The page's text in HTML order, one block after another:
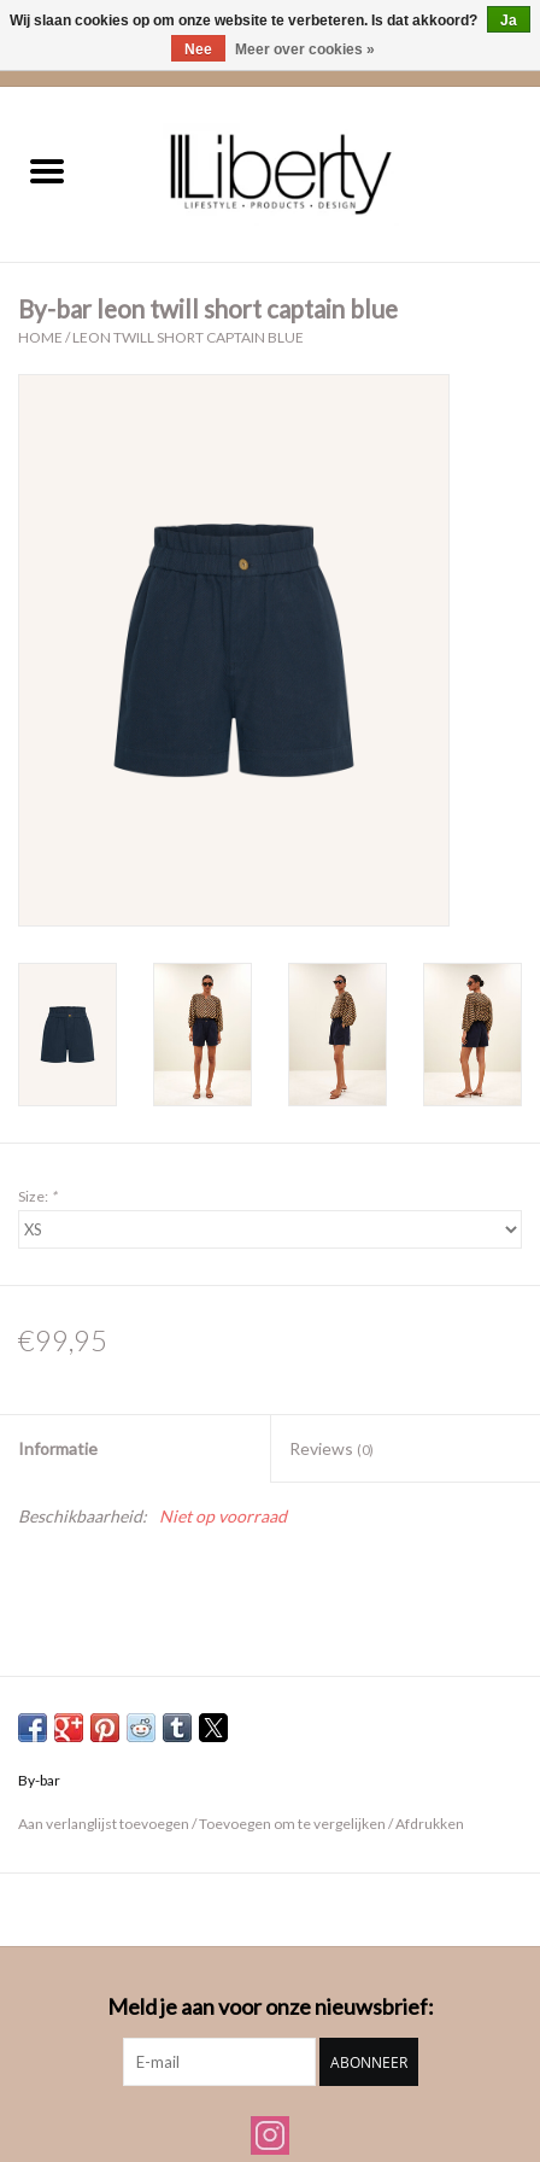
Kleding
Cadeaus
By-bar leon twill short captain blue
HOME /LEON TWILL SHORT CAPTAIN BLUE
Size: *
€99,95
Informatie Reviews (0)
Beschikbaarheid: Niet op voorraad
By-bar
Aan verlanglijst toevoegen /Toevoegen om te vergelijken /Afdrukken
Meld je aan voor onze nieuwsbrief:
ABONNEER
Wij slaan cookies op om onze website te verbeteren. Is dat akkoord?
Ja
Nee
Meer over cookies »